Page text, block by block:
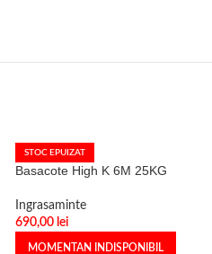
STOC EPUIZAT
Basacote High K 6M 25KG
Ingrasaminte
690,00 lei
MOMENTAN INDISPONIBIL